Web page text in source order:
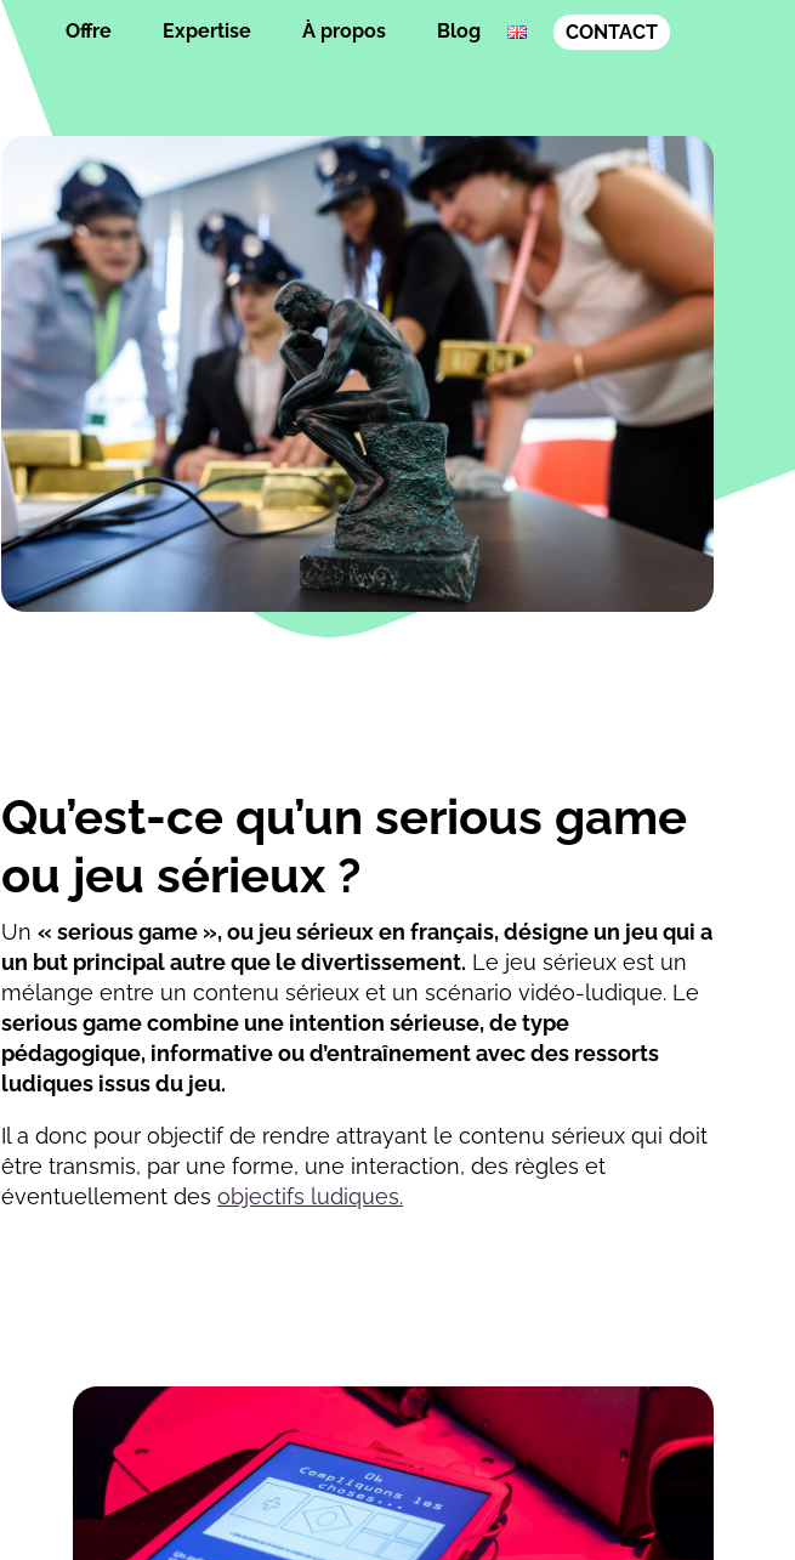
Offre Expertise À propos Blog CONTACT
Qu’est-ce qu’un serious game
ou jeu sérieux ?
Un« serious game », ou jeu sérieux en français, désigne un jeu qui a
un but principal autre que le divertissement. Le jeu sérieux est un
mélange entre un contenu sérieux et un scénario vidéo-ludique. Le
serious game combine une intention sérieuse, de type
pédagogique, informative ou d’entraînement avec des ressorts
ludiques issus du jeu.
Il a donc pour objectif de rendre attrayant le contenu sérieux qui doit
être transmis, par une forme, une interaction, des règles et
éventuellement desobjectifs ludiques.